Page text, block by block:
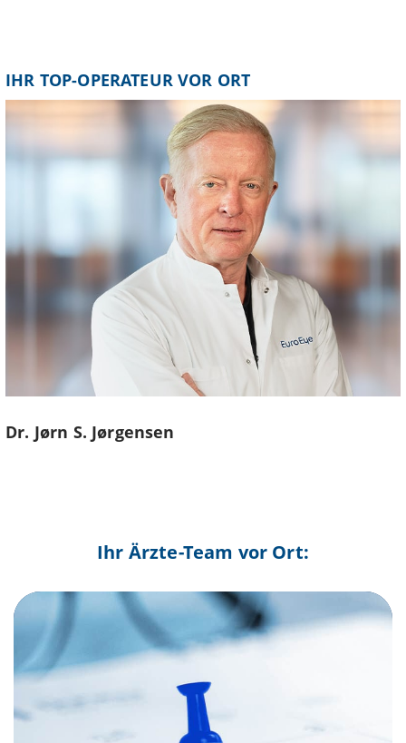
IHR TOP-OPERATEUR VOR ORT
Dr. Jørn S. Jørgensen
Ihr Ärzte-Team vor Ort: